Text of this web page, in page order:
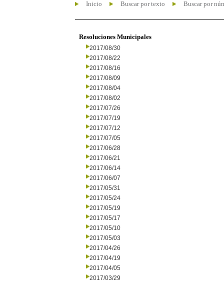
Inicio Buscar por texto Buscar por
Resoluciones Municipales
2017/08/30
2017/08/22
2017/08/16
2017/08/09
2017/08/04
2017/08/02
2017/07/26
2017/07/19
2017/07/12
2017/07/05
2017/06/28
2017/06/21
2017/06/14
2017/06/07
2017/05/31
2017/05/24
2017/05/19
2017/05/17
2017/05/10
2017/05/03
2017/04/26
2017/04/19
2017/04/05
2017/03/29